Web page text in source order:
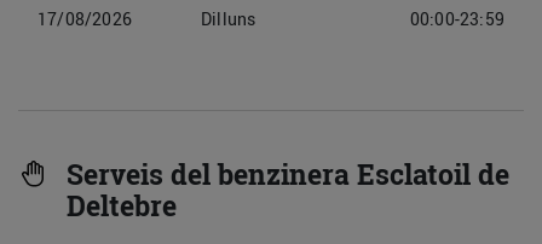
17/08/2026 Dilluns 00:00-23:59
Serveis del benzinera Esclatoil de
Deltebre